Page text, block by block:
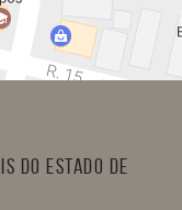
do Estado de